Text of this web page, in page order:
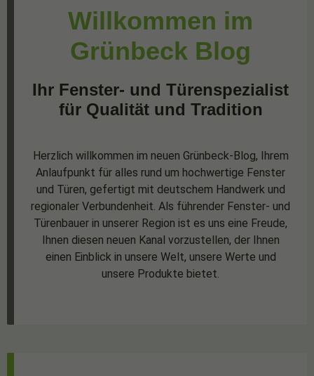
Willkommen im
Grünbeck Blog
Ihr Fenster- und Türenspezialist
für Qualität und Tradition
Herzlich willkommen im neuen Grünbeck-Blog, Ihrem
Anlaufpunkt für alles rund um hochwertige Fenster
und Türen, gefertigt mit deutschem Handwerk und
regionaler Verbundenheit. Als führender Fenster- und
Türenbauer in unserer Region ist es uns eine Freude,
Ihnen diesen neuen Kanal vorzustellen, der Ihnen
einen Einblick in unsere Welt, unsere Werte und
unsere Produkte bietet.